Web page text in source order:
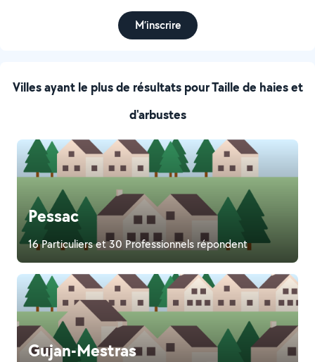
Villes ayant le plus de résultats pour Taille de haies et
d'arbustes
Pessac
16 Particuliers et 30 Professionnels répondent
Gujan-Mestras
M’inscrire